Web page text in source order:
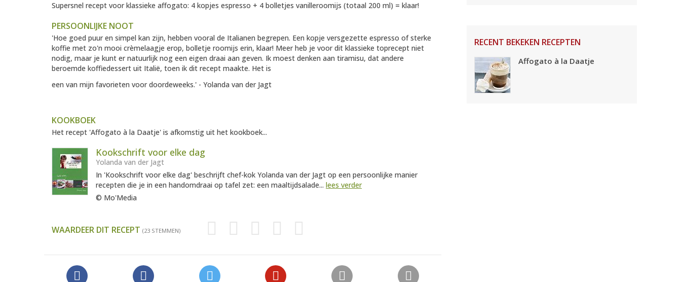
Supersnel recept voor klassieke affogato: 4 kopjes espresso + 4 bolletjes vanilleroomijs (totaal 200 ml) = klaar!
PERSOONLIJKE NOOT
'Hoe goed puur en simpel kan zijn, hebben vooral de Italianen begrepen. Een kopje versgezette espresso of sterke
koffie met zo'n mooi crèmelaagje erop, bolletje roomijs erin, klaar! Meer heb je voor dit klassieke toprecept niet
nodig, maar je kunt er natuurlijk nog een eigen draai aan geven. Ik moest denken aan tiramisu, dat andere
beroemde koffiedessert uit Italië, toen ik dit recept maakte. Het is
een van mijn favorieten voor doordeweeks.' - Yolanda van der Jagt
KOOKBOEK
Het recept 'Affogato à la Daatje' is afkomstig uit het kookboek...
Kookschrift voor elke dag
Yolanda van der Jagt
In 'Kookschrift voor elke dag' beschrijft chef-kok Yolanda van der Jagt op een persoonlijke manier
recepten die je in een handomdraai op tafel zet: een maaltijdsalade... lees verder
© Mo'Media
WAARDEER DIT RECEPT (23 STEMMEN)
RECENT BEKEKEN RECEPTEN
Affogato à la Daatje